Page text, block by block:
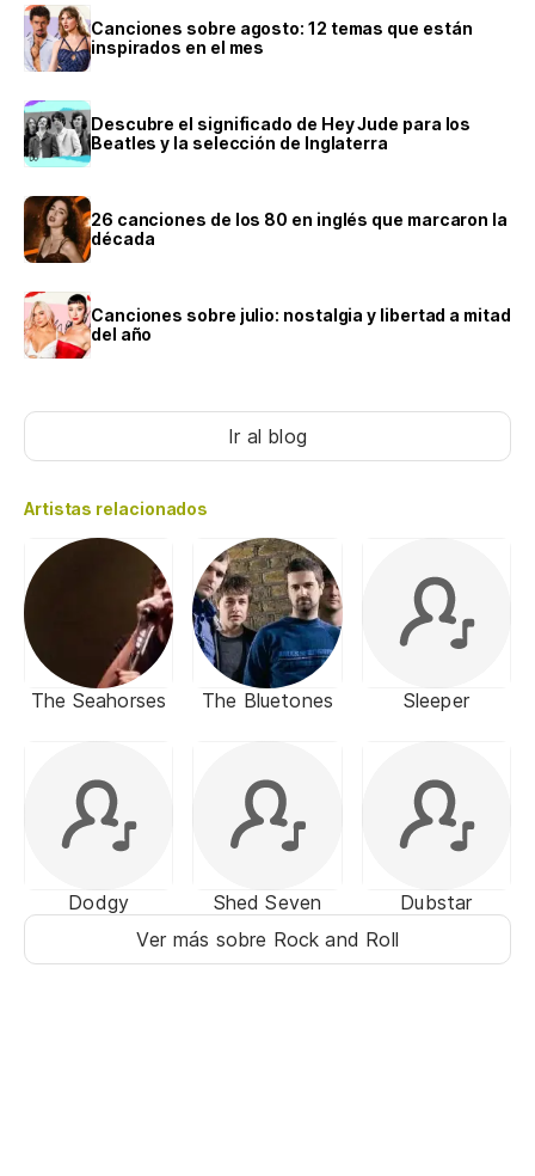
Canciones sobre agosto: 12 temas que están
inspirados en el mes
Descubre el significado de Hey Jude para los
Beatles y la selección de Inglaterra
26 canciones de los 80 en inglés que marcaron la
década
Canciones sobre julio: nostalgia y libertad a mitad
del año
Ir al blog
Artistas relacionados
The Seahorses The Bluetones Sleeper
Dodgy Shed Seven
Dubstar
Ver más sobre Rock and Roll